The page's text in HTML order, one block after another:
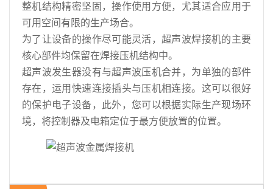
整机结构精密坚固，操作使用方便，尤其适合应用于
可用空间有限的生产场合。
为了让设备的操作尽可能灵活，超声波焊接机的主要
核心部件均保留在焊接压机结构中。
超声波发生器没有与超声波压机合并，为单独的部件
存在，运用快速连接插头与压机相连接。这可以很好
的保护电子设备，此外，您可以根据实际生产现场环
境，将控制器及电箱定位于最方便放置的位置。